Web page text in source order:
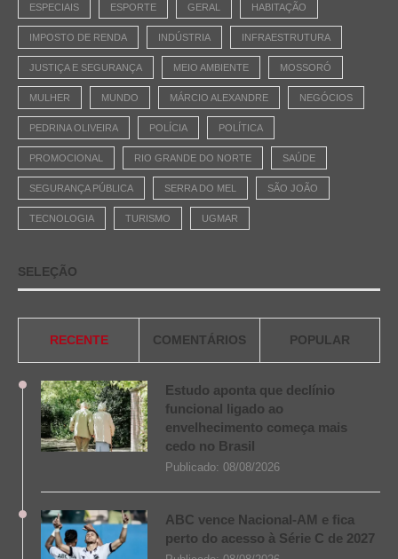
ESPECIAIS ESPORTE GERAL HABITAÇÃO
IMPOSTO DE RENDA INDÚSTRIA INFRAESTRUTURA
JUSTIÇA E SEGURANÇA MEIO AMBIENTE MOSSORÓ
MULHER MUNDO MÁRCIO ALEXANDRE NEGÓCIOS
PEDRINA OLIVEIRA POLÍCIA POLÍTICA
PROMOCIONAL RIO GRANDE DO NORTE SAÚDE
SEGURANÇA PÚBLICA SERRA DO MEL SÃO JOÃO
TECNOLOGIA TURISMO UGMAR
SELEÇÃO
RECENTE COMENTÁRIOS POPULAR
Estudo aponta que declínio
funcional ligado ao
envelhecimento começa mais
cedo no Brasil
Publicado: 08/08/2026
ABC vence Nacional-AM e fica
perto do acesso à Série C de 2027